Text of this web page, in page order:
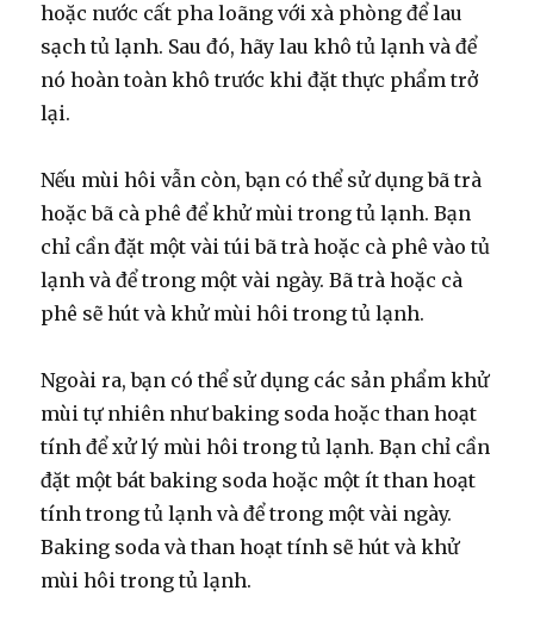
hoặc nước cất pha loãng với xà phòng để lau
sạch tủ lạnh. Sau đó, hãy lau khô tủ lạnh và để
nó hoàn toàn khô trước khi đặt thực phẩm trở
lại.
Nếu mùi hôi vẫn còn, bạn có thể sử dụng bã trà
hoặc bã cà phê để khử mùi trong tủ lạnh. Bạn
chỉ cần đặt một vài túi bã trà hoặc cà phê vào tủ
lạnh và để trong một vài ngày. Bã trà hoặc cà
phê sẽ hút và khử mùi hôi trong tủ lạnh.
Ngoài ra, bạn có thể sử dụng các sản phẩm khử
mùi tự nhiên như baking soda hoặc than hoạt
tính để xử lý mùi hôi trong tủ lạnh. Bạn chỉ cần
đặt một bát baking soda hoặc một ít than hoạt
tính trong tủ lạnh và để trong một vài ngày.
Baking soda và than hoạt tính sẽ hút và khử
mùi hôi trong tủ lạnh.